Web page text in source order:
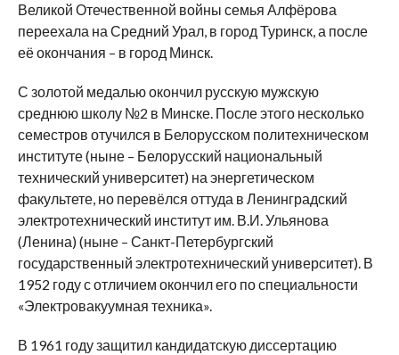
Великой Отечественной войны семья Алфёрова
переехала на Средний Урал, в город Туринск, а после
её окончания – в город Минск.
С золотой медалью окончил русскую мужскую
среднюю школу №2 в Минске. После этого несколько
семестров отучился в Белорусском политехническом
институте (ныне – Белорусский национальный
технический университет) на энергетическом
факультете, но перевёлся оттуда в Ленинградский
электротехнический институт им. В.И. Ульянова
(Ленина) (ныне – Санкт-Петербургский
государственный электротехнический университет). В
1952 году с отличием окончил его по специальности
«Электровакуумная техника».
В 1961 году защитил кандидатскую диссертацию